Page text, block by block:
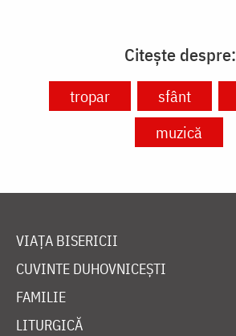
Citește despre:
tropar sfânt
muzică
VIAȚA BISERICII
CUVINTE DUHOVNICEȘTI
FAMILIE
LITURGICĂ